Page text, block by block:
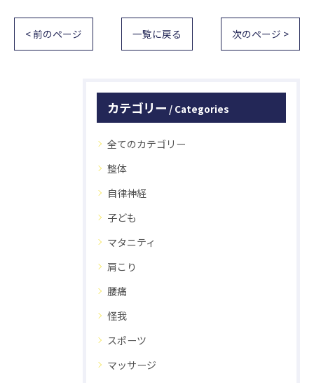
< 前のページ 一覧に戻る 次のページ >
カテゴリー Categories
全てのカテゴリー
整体
自律神経
子ども
マタニティ
肩こり
腰痛
怪我
スポーツ
マッサージ